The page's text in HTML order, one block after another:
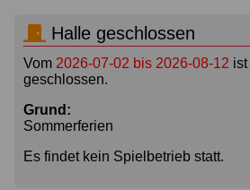
Halle geschlossen
Vom 2026-07-02 bis 2026-08-12
geschlossen.
Grund:
Sommerferien
Es findet kein Spielbetrieb statt.